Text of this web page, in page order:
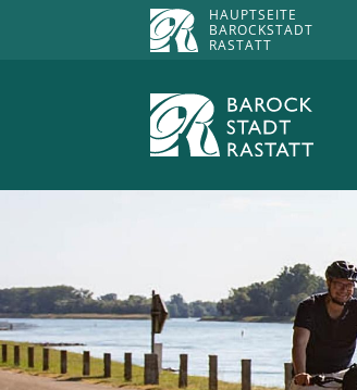
HAUPTSEITE
BAROCKSTADT
RASTATT